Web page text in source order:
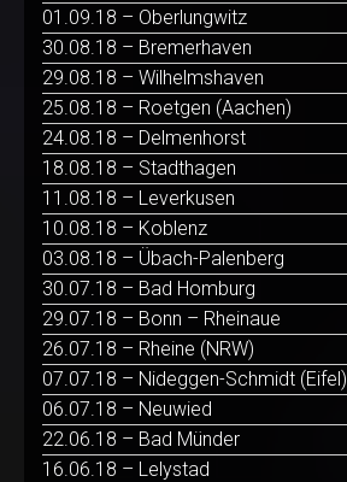
01.09.18 – Oberlungwitz
30.08.18 – Bremerhaven
29.08.18 – Wilhelmshaven
25.08.18 – Roetgen (Aachen)
24.08.18 – Delmenhorst
18.08.18 – Stadthagen
11.08.18 – Leverkusen
10.08.18 – Koblenz
03.08.18 – Übach-Palenberg
30.07.18 – Bad Homburg
29.07.18 – Bonn – Rheinaue
26.07.18 – Rheine (NRW)
07.07.18 – Nideggen-Schmidt (Eifel)
06.07.18 – Neuwied
22.06.18 – Bad Münder
16.06.18 – Lelystad